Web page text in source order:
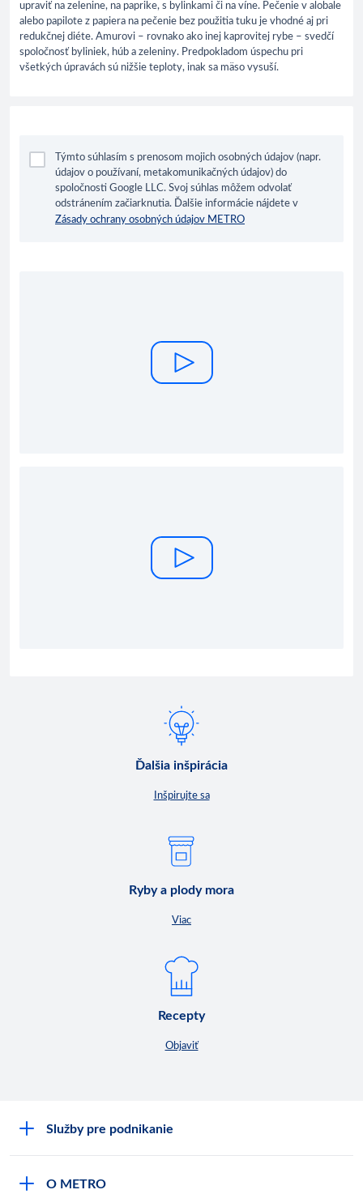
upraviť na zelenine, na paprike, s bylinkami či na víne. Pečenie v alobale
alebo papilote z papiera na pečenie bez použitia tuku je vhodné aj pri
redukčnej diéte. Amurovi – rovnako ako inej kaprovitej rybe – svedčí
spoločnosť byliniek, húb a zeleniny. Predpokladom úspechu pri
všetkých úpravách sú nižšie teploty, inak sa mäso vysuší.
Týmto súhlasím s prenosom mojich osobných údajov (napr.
údajov o používaní, metakomunikačných údajov) do
spoločnosti Google LLC. Svoj súhlas môžem odvolať
odstránením začiarknutia. Ďalšie informácie nájdete v
Zásady ochrany osobných údajov METRO
Ďalšia inšpirácia
Inšpirujte sa
Ryby a plody mora
Viac
Recepty
Objaviť
Služby pre podnikanie
O METRO